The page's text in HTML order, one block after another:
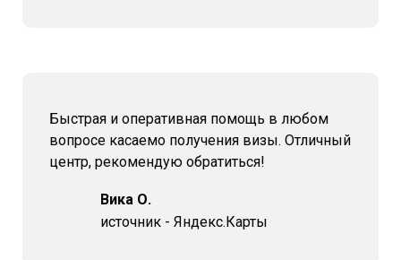
Быстрая и оперативная помощь в любом
вопросе касаемо получения визы. Отличный
центр, рекомендую обратиться!
Вика О.
источник - Яндекс.Карты